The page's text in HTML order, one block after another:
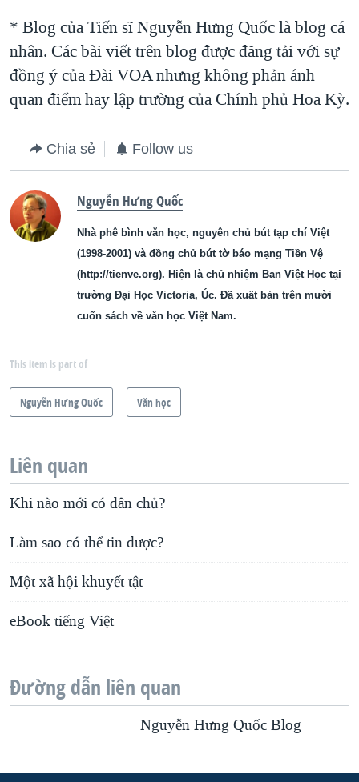
* Blog của Tiến sĩ Nguyễn Hưng Quốc là blog cá
nhân. Các bài viết trên blog được đăng tải với sự
đồng ý của Ðài VOA nhưng không phản ánh
quan điểm hay lập trường của Chính phủ Hoa Kỳ.
Chia sẻ Follow us
Nguyễn Hưng Quốc
Nhà phê bình văn học, nguyên chủ bút tạp chí Việt
(1998-2001) và đồng chủ bút tờ báo mạng Tiền Vệ
(http://tienve.org). Hiện là chủ nhiệm Ban Việt Học tại
trường Đại Học Victoria, Úc. Đã xuất bản trên mười
cuốn sách về văn học Việt Nam.
This item is part of
Nguyễn Hưng Quốc Văn học
Liên quan
Khi nào mới có dân chủ?
Làm sao có thể tin được?
Một xã hội khuyết tật
eBook tiếng Việt
Đường dẫn liên quan
Nguyễn Hưng Quốc Blog